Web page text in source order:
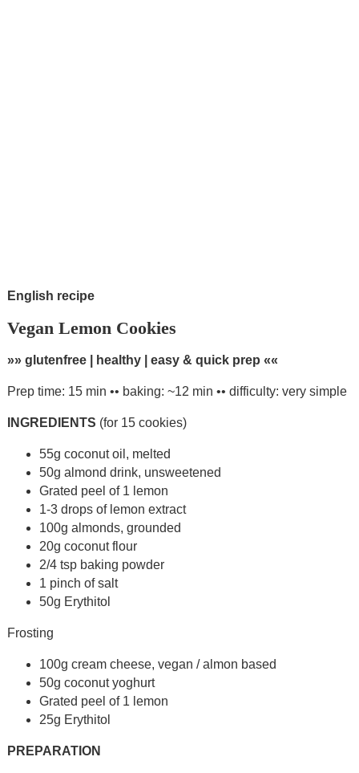
English recipe
Vegan Lemon Cookies
»» glutenfree | healthy | easy & quick prep ««
Prep time: 15 min •• baking: ~12 min •• difficulty: very simple
INGREDIENTS (for 15 cookies)
55g coconut oil, melted
50g almond drink, unsweetened
Grated peel of 1 lemon
1-3 drops of lemon extract
100g almonds, grounded
20g coconut flour
2/4 tsp baking powder
1 pinch of salt
50g Erythitol
Frosting
100g cream cheese, vegan / almon based
50g coconut yoghurt
Grated peel of 1 lemon
25g Erythitol
PREPARATION